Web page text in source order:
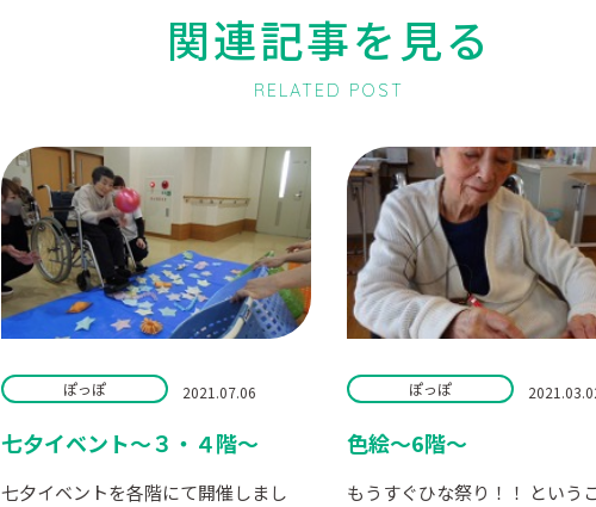
関連記事を見る
RELATED POST
ぽっぽ 2021.07.06
七夕イベント～３・４階～
七夕イベントを各階にて開催しまし
ぽっぽ
色絵～6階～
もうすぐひな祭り！！ というこ